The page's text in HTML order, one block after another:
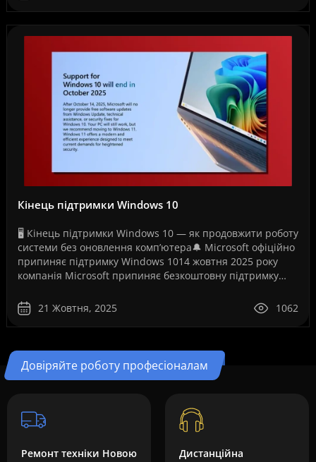
Кінець підтримки Windows 10
🖥️ Кінець підтримки Windows 10 — як продовжити роботу
системи без оновлення комп’ютера🔔 Microsoft офіційно
припиняє підтримку Windows 1014 жовтня 2025 року
компанія Microsoft припиняє безкоштовну підтримку
21 Жовтня, 2025
1062
Довіряйте роботу професіоналам
Ремонт техніки Новою
Дистанційна